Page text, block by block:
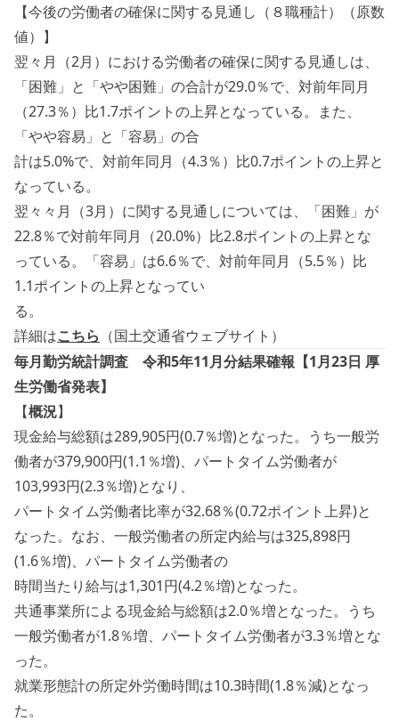
【今後の労働者の確保に関する見通し（８職種計）（原数
値）】
翌々月（2月）における労働者の確保に関する見通しは、
「困難」と「やや困難」の合計が29.0％で、対前年同月
（27.3％）比1.7ポイントの上昇となっている。また、
「やや容易」と「容易」の合
計は5.0%で、対前年同月（4.3％）比0.7ポイントの上昇と
なっている。
翌々々月（3月）に関する見通しについては、「困難」が
22.8％で対前年同月（20.0%）比2.8ポイントの上昇とな
っている。「容易」は6.6％で、対前年同月（5.5％）比
1.1ポイントの上昇となってい
る。
詳細はこちら （国土交通省ウェブサイト）
毎月勤労統計調査 令和5年11月分結果確報【1月23日 厚
生労働省発表】
【概況】
現金給与総額は289,905円(0.7％増)となった。うち一般労
働者が379,900円(1.1％増)、パートタイム労働者が
103,993円(2.3％増)となり、
パートタイム労働者比率が32.68％(0.72ポイント上昇)と
なった。なお、一般労働者の所定内給与は325,898円
(1.6％増)、パートタイム労働者の
時間当たり給与は1,301円(4.2％増)となった。
共通事業所による現金給与総額は2.0％増となった。うち
一般労働者が1.8％増、パートタイム労働者が3.3％増とな
った。
就業形態計の所定外労働時間は10.3時間(1.8％減)となっ
た。